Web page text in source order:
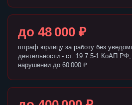
до 48 000 ₽
штраф юрлицу за работу без
деятельности - ст. 19.7.5-1 КоАП РФ,
нарушении до 60 000 ₽